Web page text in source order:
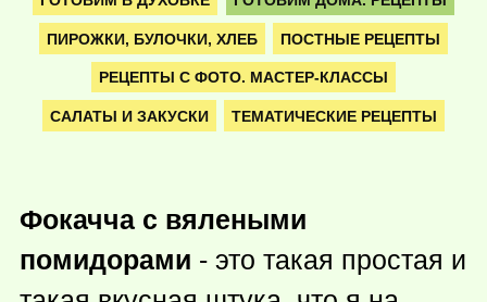
ПИРОЖКИ, БУЛОЧКИ, ХЛЕБ ПОСТНЫЕ РЕЦЕПТЫ
РЕЦЕПТЫ С ФОТО. МАСТЕР-КЛАССЫ
САЛАТЫ И ЗАКУСКИ ТЕМАТИЧЕСКИЕ РЕЦЕПТЫ
Фокачча с вялеными
помидорами - это такая простая и